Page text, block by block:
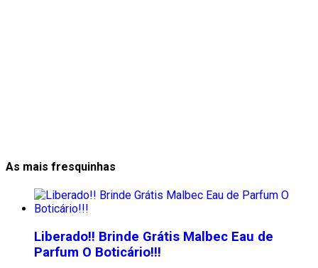
As mais fresquinhas
Liberado!! Brinde Grátis Malbec Eau de
Parfum O Boticário!!!